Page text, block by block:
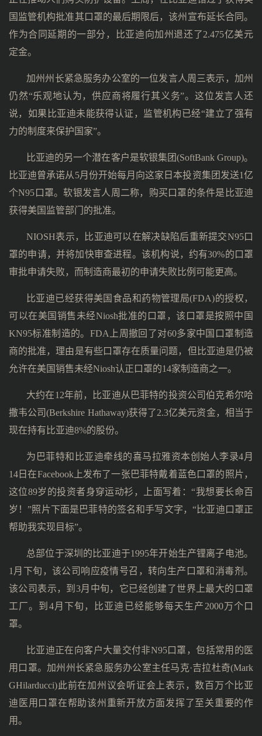
国监管机构批准其口罩的最后期限后，该州宣布延长合同。
作为合同延期的一部分，比亚迪向加州退还了2.475亿美元
定金。
加州州长紧急服务办公室的一位发言人周三表示，加州
仍然“乐观地认为，供应商将履行其义务”。这位发言人还
说，如果比亚迪未能获得认证，监管机构已经“建立了强有
力的制度来保护国家”。
比亚迪的另一个潜在客户是软银集团(SoftBank Group)。
比亚迪曾承诺从5月份开始每月向这家日本投资集团发送1亿
个N95口罩。软银发言人周二称，购买口罩的条件是比亚迪
获得美国监管部门的批准。
NIOSH表示，比亚迪可以在解决缺陷后重新提交N95口
罩的申请，并将加快审查进程。该机构说，约有30%的口罩
审批申请失败，而制造商最初的申请失败比例可能更高。
比亚迪已经获得美国食品和药物管理局(FDA)的授权，
可以在美国销售未经Niosh批准的口罩，该口罩是按照中国
KN95标准制造的。FDA上周撤回了对60多家中国口罩制造
商的批准，理由是有些口罩存在质量问题，但比亚迪是仍被
允许在美国销售未经Niosh认正口罩的14家制造商之一。
大约在12年前，比亚迪从巴菲特的投资公司伯克希尔哈
撒韦公司(Berkshire Hathaway)获得了2.3亿美元资金，相当于
现在持有比亚迪8%的股份。
为巴菲特和比亚迪牵线的喜马拉雅资本创始人李录4月
14日在Facebook上发布了一张巴菲特戴着蓝色口罩的照片，
这位89岁的投资者身穿运动衫，上面写着：“我想要长命百
岁！”照片下面是巴菲特的签名和手写文字，“比亚迪口罩正
帮助我实现目标”。
总部位于深圳的比亚迪于1995年开始生产锂离子电池。
1月下旬，该公司响应疫情号召，转向生产口罩和消毒剂。
该公司表示，到3月中旬，它已经创建了世界上最大的口罩
工厂。到4月下旬，比亚迪已经能够每天生产2000万个口
罩。
比亚迪正在向客户大量交付非N95口罩，包括常用的医
用口罩。加州州长紧急服务办公室主任马克·吉拉杜奇(Mark
GHilarducci)此前在加州议会听证会上表示，数百万个比亚
迪医用口罩在帮助该州重新开放方面发挥了至关重要的作
用。